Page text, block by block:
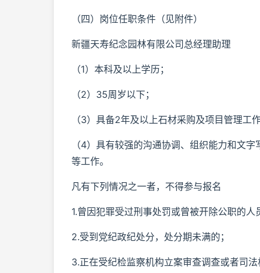
（四）岗位任职条件（见附件）
新疆天寿纪念园林有限公司总经理助理
（1）本科及以上学历；
（2）35周岁以下；
（3）具备2年及以上石材采购及项目管理工作
（4）具有较强的沟通协调、组织能力和文
等工作。
凡有下列情况之一者，不得参与报名
1.曾因犯罪受过刑事处罚或曾被开除公职的人
2.受到党纪政纪处分，处分期未满的；
3.正在受纪检监察机构立案审查调查或者司